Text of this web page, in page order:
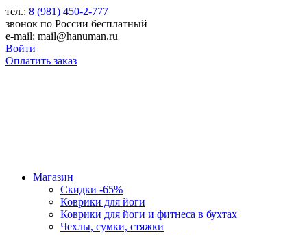
тел.: 8 (981) 450-2-777
звонок по России бесплатный
e-mail: mail@hanuman.ru
Войти
Оплатить заказ
Магазин
Скидки -65%
Коврики для йоги
Коврики для йоги и фитнеса в бухтах
Чехлы, сумки, стяжки